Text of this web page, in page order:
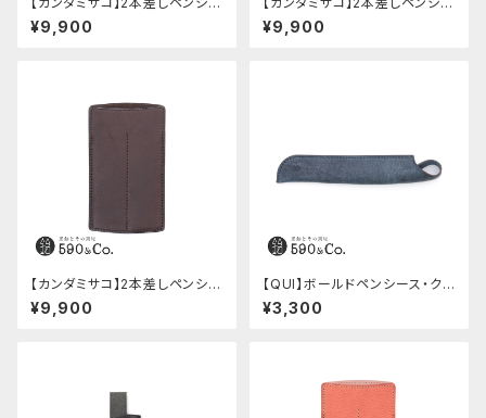
ス・ミネルバボックス (カスター
ニョ)
¥9,900
ス・ミネルバボックス (オリーバ)
¥9,900
【カンダミサコ】2本差しペンシー
ス・ショート用 ミネルバボックス
(カスターニョ)
¥9,900
【QUI】ボールドペンシース・ク
ードゥー (ブルー)
¥3,300